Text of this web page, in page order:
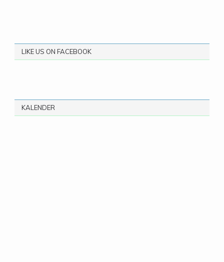
LIKE US ON FACEBOOK
KALENDER